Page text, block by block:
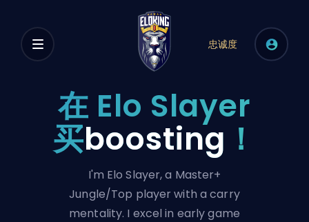
忠诚度
在 Elo Slayer
买boosting ！
I'm Elo Slayer, a Master+
Jungle/Top player with a carry
mentality. I excel in early game